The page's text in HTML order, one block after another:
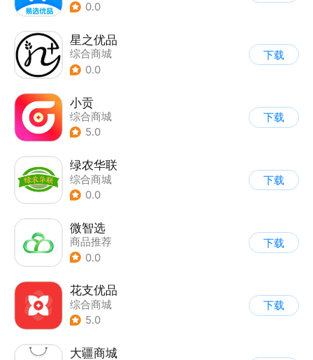
0.0
星之优品
综合商城
0.0
下载
小贡
综合商城
5.0
下载
绿农华联
综合商城
0.0
下载
微智选
商品推荐
0.0
下载
花支优品
综合商城
5.0
下载
大疆商城